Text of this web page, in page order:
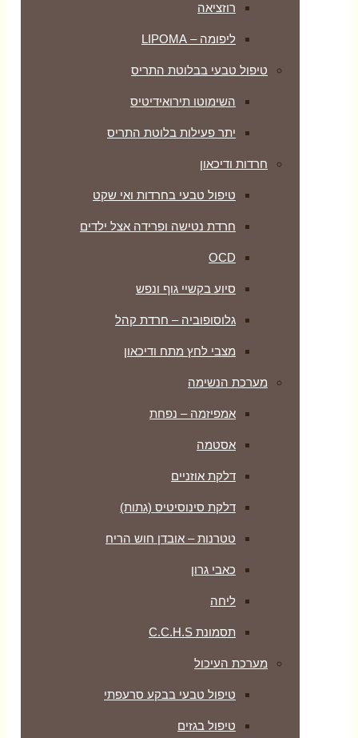
רוזציאה
ליפומה – LIPOMA
טיפול טבעי בבלוטת התריס
השימוטו תירואידיטיס
יתר פעילות בלוטת התריס
חרדות ודיכאון
טיפול טבעי בחרדות ואי שקט
חרדת נטישה ופרידה אצל ילדים
OCD
סיוע בקשיי גוף ונפש
גלוסופוביה – חרדת קהל
מצבי לחץ מתח ודיכאון
מערכת הנשימה
אמפיזמה – נפחת
אסטמה
דלקת אוזניים
דלקת סינוסיטיס (גתות)
טטרנות – אובדן חוש הריח
כאבי גרון
ליחה
תסמונת C.C.H.S
מערכת העיכול
טיפול טבעי בבקע סרעפתי
טיפול בגזים